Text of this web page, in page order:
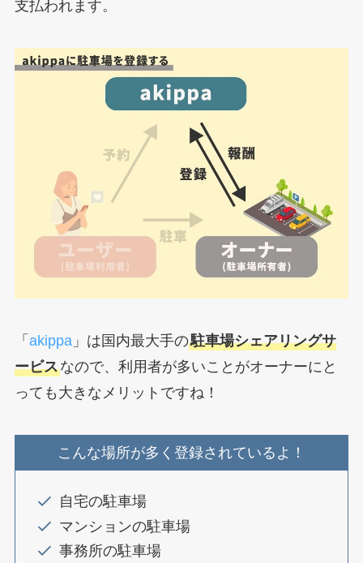
支払われます。
「 akippa 」は国内最大手の駐車場シェアリングサ
ービスなので、利用者が多いことがオーナーにと
っても大きなメリットですね！
こんな場所が多く登録されているよ！
自宅の駐車場
マンションの駐車場
事務所の駐車場